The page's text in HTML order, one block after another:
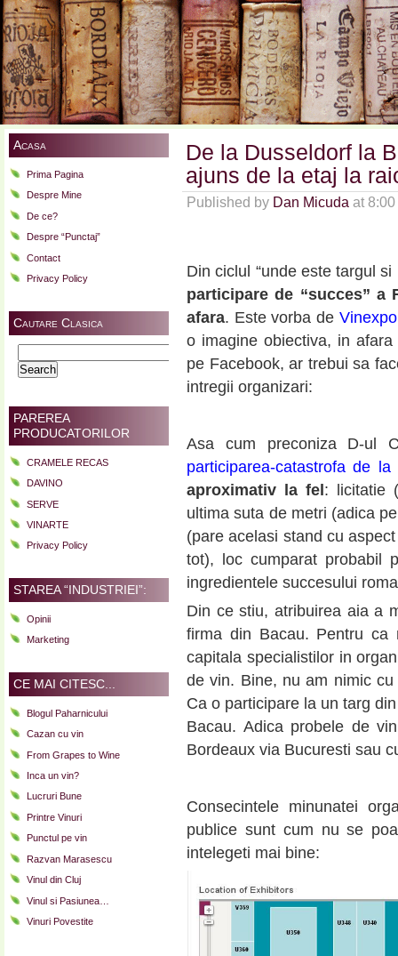
Acasa
Prima Pagina
Despre Mine
De ce?
Despre “Punctaj”
Contact
Privacy Policy
Cautare Clasica
for:
PAREREA
PRODUCATORILOR
CRAMELE RECAS
DAVINO
SERVE
VINARTE
Privacy Policy
STAREA “INDUSTRIEI”:
Opinii
Marketing
CE MAI CITESC...
Blogul Paharnicului
Cazan cu vin
From Grapes to Wine
Inca un vin?
Lucruri Bune
Printre Vinuri
Punctul pe vin
Razvan Marasescu
Vinul din Cluj
Vinul si Pasiunea…
Vinuri Povestite
De la Dusseldorf la
ajuns de la etaj la
Published by Dan Micuda at
Din ciclul “unde este targul
participare de “succes”
afara. Este vorba de
o imagine obiectiva, in
pe Facebook, ar trebui sa
intregii organizari:
Asa cum preconiza D-ul
participarea-catastrofa de la
aproximativ la fel : licitatie
ultima suta de metri (adica
(pare acelasi stand cu
tot), loc cumparat probabil
ingredientele succesului
Din ce stiu, atribuirea aia a
firma din Bacau. Pentru
capitala specialistilor in
de vin. Bine, nu am nimic
Ca o participare la un targ
Bacau. Adica probele de
Bordeaux via Bucuresti sau
Consecintele minunatei
publice sunt cum nu se
intelegeti mai bine: